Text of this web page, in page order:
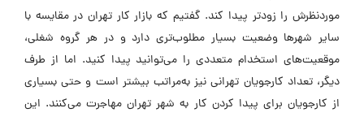
موردنظرش را زودتر پیدا کند. گفتیم که بازار کار تهران در مقایسه با
سایر شهرها وضعیت بسیار مطلوب‌تری دارد و در هر گروه شغلی،
موقعیت‌های استخدام متعددی را می‌توانید پیدا کنید. اما از طرف
دیگر، تعداد کارجویان تهرانی نیز به‌مراتب بیشتر است و حتی بسیاری
از کارجویان برای پیدا کردن کار به شهر تهران مهاجرت می‌کنند. این